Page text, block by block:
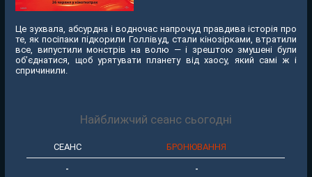
Це зухвала, абсурдна і водночас напрочуд правдива історія про
те, як посіпаки підкорили Голлівуд, стали кінозірками, втратили
все, випустили монстрів на волю — і зрештою змушені були
об’єднатися, щоб урятувати планету від хаосу, який самі ж і
спричинили.
Найближчий сеанс сьогодні
СЕАНС БРОНЮВАННЯ
- -